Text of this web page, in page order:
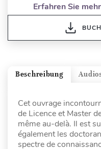
Erfahren Sie
Beschreibung
Cet ouvrage
de Licence et Master
même au-delà. Il est
également les
spectre de